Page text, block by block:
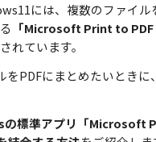
には、複数のファイル
「Microsoft Print to PDF
れています。
をPDFにまとめたいときに
の標準アプリ「Microsoft